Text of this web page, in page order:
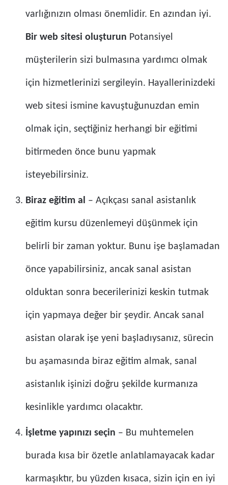
varlığınızın olması önemlidir. En azından iyi.
Bir web sitesi oluşturun Potansiyel
müşterilerin sizi bulmasına yardımcı olmak
için hizmetlerinizi sergileyin. Hayallerinizdeki
web sitesi ismine kavuştuğunuzdan emin
olmak için, seçtiğiniz herhangi bir eğitimi
bitirmeden önce bunu yapmak
isteyebilirsiniz.
Biraz eğitim al – Açıkçası sanal asistanlık
eğitim kursu düzenlemeyi düşünmek için
belirli bir zaman yoktur. Bunu işe başlamadan
önce yapabilirsiniz, ancak sanal asistan
olduktan sonra becerilerinizi keskin tutmak
için yapmaya değer bir şeydir. Ancak sanal
asistan olarak işe yeni başladıysanız, sürecin
bu aşamasında biraz eğitim almak, sanal
asistanlık işinizi doğru şekilde kurmanıza
kesinlikle yardımcı olacaktır.
İşletme yapınızı seçin – Bu muhtemelen
burada kısa bir özetle anlatılamayacak kadar
karmaşıktır, bu yüzden kısaca, sizin için en iyi